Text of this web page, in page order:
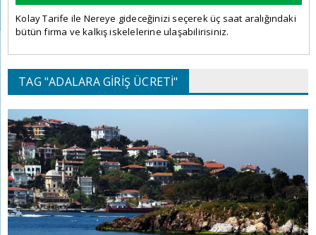
Kolay Tarife ile Nereye gideceğinizi seçerek üç saat aralığındaki
bütün firma ve kalkış iskelelerine ulaşabilirisiniz.
TAG "ADALARA GIRIŞ ÜCRETI"